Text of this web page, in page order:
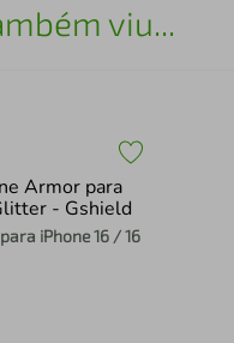
viu...
iPhone 16 / 16